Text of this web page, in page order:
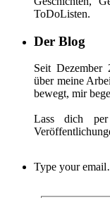
ToDoListen.
Der Blog
Seit Dezember
über meine
bewegt, mir
Lass dich
Type your